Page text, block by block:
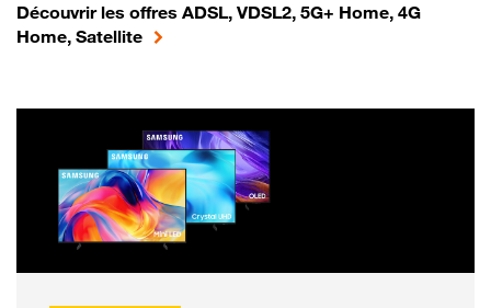
Découvrir les offres ADSL, VDSL2, 5G+ Home, 4G
Home, Satellite